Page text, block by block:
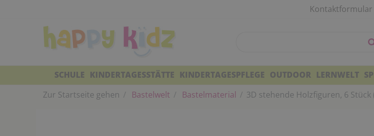
Kontaktformular
SCHULE KINDERTAGESSTÄTTE KINDERTAGESPFLEGE OUTDOOR LERNWELT
Zur Startseite gehen
Bastelwelt Bastelmaterial 3D stehende Holzfiguren, 6 Stück